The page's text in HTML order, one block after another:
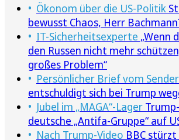
Ökonom über die US-Politik
bewusst Chaos, Herr
IT-Sicherheitsexperte „Wenn
den Russen nicht mehr
großes Problem“
Persönlicher Brief vom Sender
entschuldigt sich bei Trump
Jubel im „MAGA“-Lager
deutsche „Antifa-Gruppe“ auf
Nach Trump-Video BBC